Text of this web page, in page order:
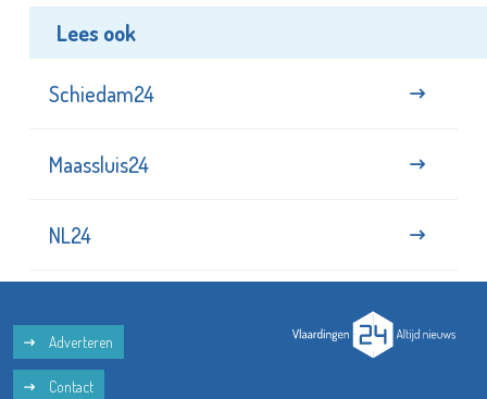
Lees ook
Schiedam24
Maassluis24
NL24
Adverteren
Contact